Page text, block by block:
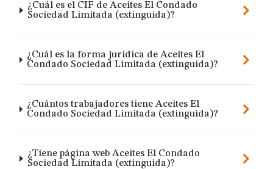
¿Cuál es el CIF de Aceites El Condado
Sociedad Limitada (extinguida)?
¿Cuál es la forma jurídica de Aceites El
Condado Sociedad Limitada (extinguida)?
¿Cuántos trabajadores tiene Aceites El
Condado Sociedad Limitada (extinguida)?
¿Tiene página web Aceites El Condado
Sociedad Limitada (extinguida)?